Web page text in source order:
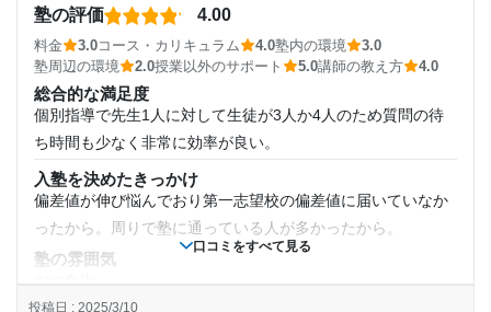
1時間～2時間未満
月額料金
20,001円〜30,000円
未達成
目的の達成理由
中学受験をリアルなものとなったので、通わせてよかったと
思います。
塾周辺の環境
駅が近いのと道路が広いので交通の便が良いのと、店舗が多
い地域なので治安が良いです。
授業以外のサポート
塾の専用アプリがあるのと電話をいただいたりします。定期
的な面談もありますが、保護者側が希望すれば、時間を開け
て面談や相談は随時していただけます
利用詳細
通塾期間
口コミをすべて見る
塾の評価 4.00
料金 3.0コース・カリキュラム 4.0塾内の環境
3.0
塾周辺の環境
2.0授業以外のサポート 5.0講師の教え方 4.0
総合的な満足度
個別指導で先生1人に対して生徒が3人か4人のため質問の待
ち時間も少なく非常に効率が良い。
入塾を決めたきっかけ
偏差値が伸び悩んでおり第一志望校の偏差値に届いていなか
ったから。周りで塾に通っている人が多かったから。
塾の雰囲気
投稿日 : 2025/3/10